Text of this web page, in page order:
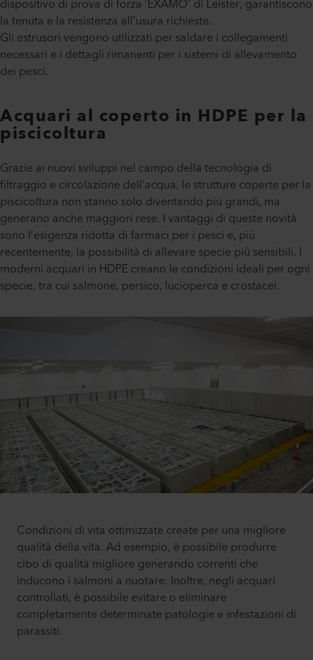
dispositivo di prova di forza ‘EXAMO’ di Leister, garantiscono
la tenuta e la resistenza all’usura richieste.
Gli estrusori vengono utilizzati per saldare i collegamenti
necessari e i dettagli rimanenti per i sistemi di allevamento
dei pesci.
Acquari al coperto in HDPE per la
piscicoltura
Grazie ai nuovi sviluppi nel campo della tecnologia di
filtraggio e circolazione dell’acqua, le strutture coperte per la
piscicoltura non stanno solo diventando più grandi, ma
generano anche maggiori rese. I vantaggi di queste novità
sono l’esigenza ridotta di farmaci per i pesci e, più
recentemente, la possibilità di allevare specie più sensibili. I
moderni acquari in HDPE creano le condizioni ideali per ogni
specie, tra cui salmone, persico, lucioperca e crostacei.
Condizioni di vita ottimizzate create per una migliore
qualità della vita. Ad esempio, è possibile produrre
cibo di qualità migliore generando correnti che
inducono i salmoni a nuotare. Inoltre, negli acquari
controllati, è possibile evitare o eliminare
completamente determinate patologie e infestazioni di
parassiti.